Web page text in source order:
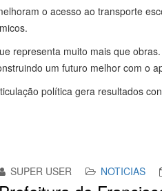
o acesso ao transporte
representa muito mais que
um futuro melhor com o
política gera resultados
SUPER USER NOTICIAS